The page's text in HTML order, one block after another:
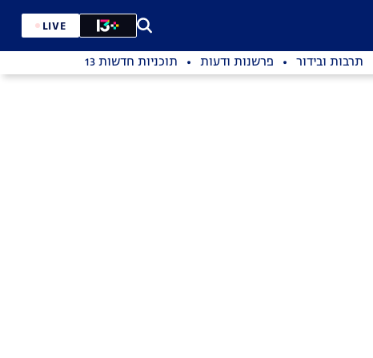
LIVE
תרבות ובידור פרשנות ודעות תוכניות חדשות 13